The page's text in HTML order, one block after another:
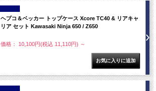
ヘプコ＆ベッカー トップケース Xcore TC40 & リアキャ
リア セット Kawasaki Ninja 650 / Z650
価格： 10,100円(税込 11,110円) ～